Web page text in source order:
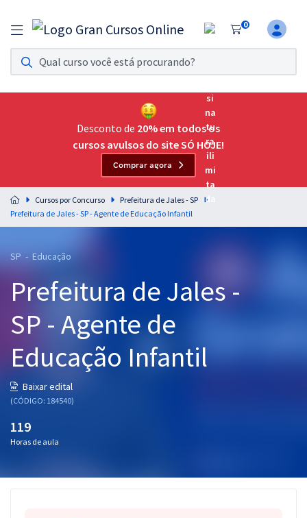
0
Assinatura Ilimitada 11
Acesso a todos os cursos. Teste grátis por 7 dias!
Assinatura OAB Até Passar
Acesso ilimitado a toda preparação para o Exame da
Residências Multiprofissionais
Preparação completa e intensiva para as principais
residências em saúde do Brasil
Cursos 20% OFF
Pós
Graduação
OAB
Conteúdo gratuito
Desconto de 20% em todos os
cursos avulsos do site SÓ HOJE!
Comprar agora
Cursos por Concurso
Prefeitura de Jales - SP
Prefeitura de Jales - SP - Agente de Educação Infantil
SP - Educação
Prefeitura de Jales -
SP - Agente de
Educação Infantil
Baixar edital
(CÓDIGO: 184540)
119
Horas de aula